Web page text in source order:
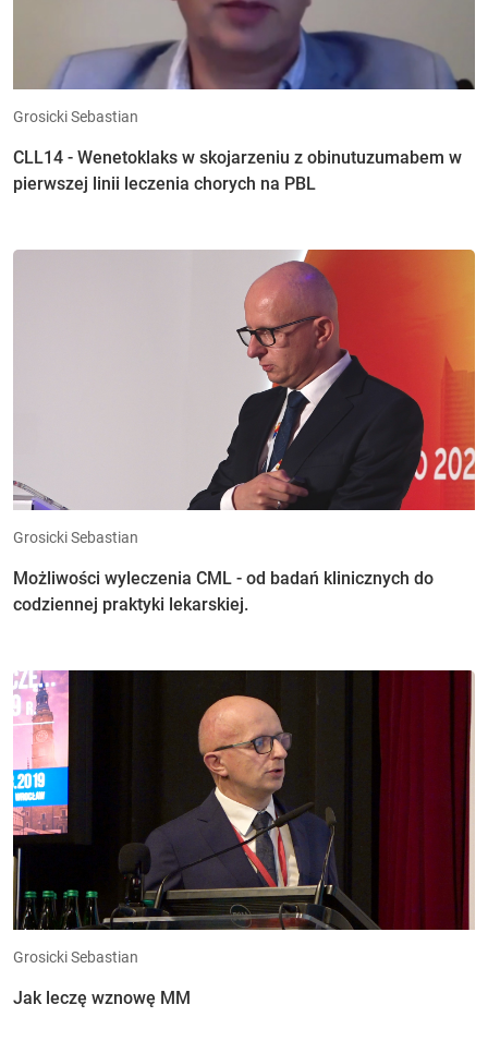
Grosicki Sebastian
CLL14 - Wenetoklaks w skojarzeniu z obinutuzumabem w
pierwszej linii leczenia chorych na PBL
Grosicki Sebastian
Możliwości wyleczenia CML - od badań klinicznych do
codziennej praktyki lekarskiej.
Grosicki Sebastian
Jak leczę wznowę MM